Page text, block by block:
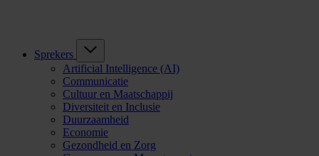
Sprekers
Artificial Intelligence (AI)
Communicatie
Cultuur en Maatschappij
Diversiteit en Inclusie
Duurzaamheid
Economie
Gezondheid en Zorg